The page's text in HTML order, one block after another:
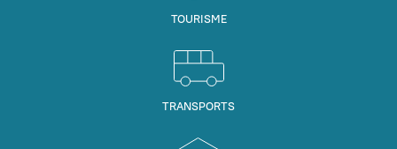
TOURISME
TRANSPORTS